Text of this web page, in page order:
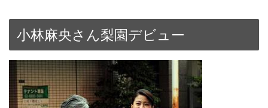
小林麻央さん梨園デビュー